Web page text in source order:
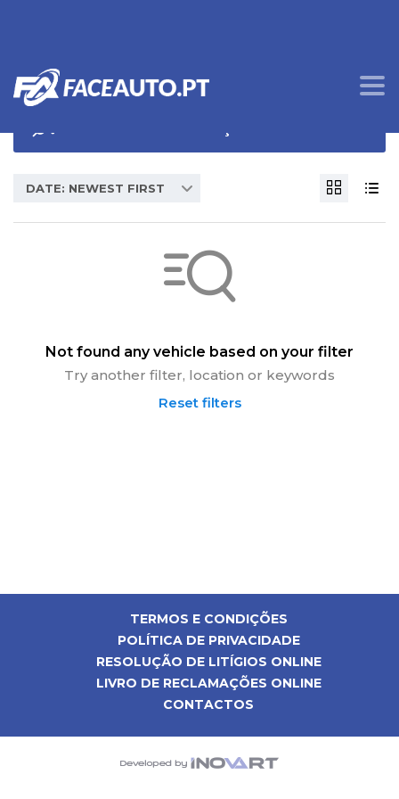
DATE: NEWEST FIRST
Not found any vehicle based on your filter
Try another filter, location or keywords
Reset filters
TERMOS E CONDIÇÕES
POLÍTICA DE PRIVACIDADE
RESOLUÇÃO DE LITÍGIOS ONLINE
LIVRO DE RECLAMAÇÕES ONLINE
CONTACTOS